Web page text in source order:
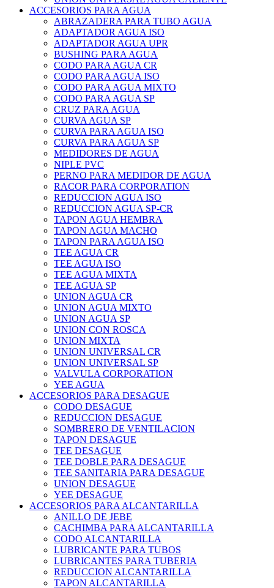
ACCESORIOS PARA AGUA
ABRAZADERA PARA TUBO AGUA
ADAPTADOR AGUA ISO
ADAPTADOR AGUA UPR
BUSHING PARA AGUA
CODO PARA AGUA CR
CODO PARA AGUA ISO
CODO PARA AGUA MIXTO
CODO PARA AGUA SP
CRUZ PARA AGUA
CURVA AGUA SP
CURVA PARA AGUA ISO
CURVA PARA AGUA SP
MEDIDORES DE AGUA
NIPLE PVC
PERNO PARA MEDIDOR DE AGUA
RACOR PARA CORPORATION
REDUCCION AGUA ISO
REDUCCION AGUA SP-CR
TAPON AGUA HEMBRA
TAPON AGUA MACHO
TAPON PARA AGUA ISO
TEE AGUA CR
TEE AGUA ISO
TEE AGUA MIXTA
TEE AGUA SP
UNION AGUA CR
UNION AGUA MIXTO
UNION AGUA SP
UNION CON ROSCA
UNION MIXTA
UNION UNIVERSAL CR
UNION UNIVERSAL SP
VALVULA CORPORATION
YEE AGUA
ACCESORIOS PARA DESAGUE
CODO DESAGUE
REDUCCION DESAGUE
SOMBRERO DE VENTILACION
TAPON DESAGUE
TEE DESAGUE
TEE DOBLE PARA DESAGUE
TEE SANITARIA PARA DESAGUE
UNION DESAGUE
YEE DESAGUE
ACCESORIOS PARA ALCANTARILLA
ANILLO DE JEBE
CACHIMBA PARA ALCANTARILLA
CODO ALCANTARILLA
LUBRICANTE PARA TUBOS
LUBRICANTES PARA TUBERIA
REDUCCION ALCANTARILLA
TAPON ALCANTARILLA